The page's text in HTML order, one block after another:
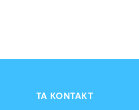
TA KONTAKT